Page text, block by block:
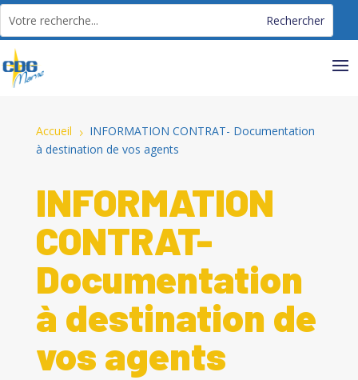
Accueil 5
INFORMATION CONTRAT- Documentation
à destination de vos agents
INFORMATION
CONTRAT-
Documentation
à destination de
vos agents
Panneau de gestion des cookies